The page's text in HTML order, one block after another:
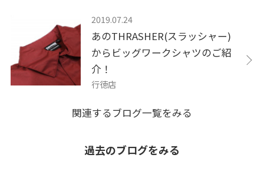
2019.07.24
あのTHRASHER(スラッシャー)
からビッグワークシャツのご紹
介！
行徳店
関連するブログ一覧をみる
過去のブログをみる